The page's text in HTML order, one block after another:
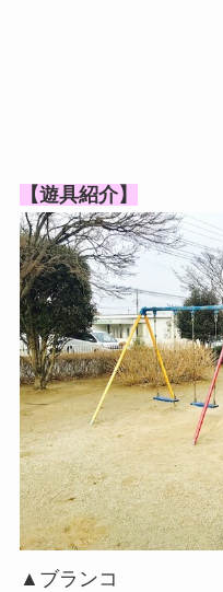
【遊具紹介】
▲ブランコ